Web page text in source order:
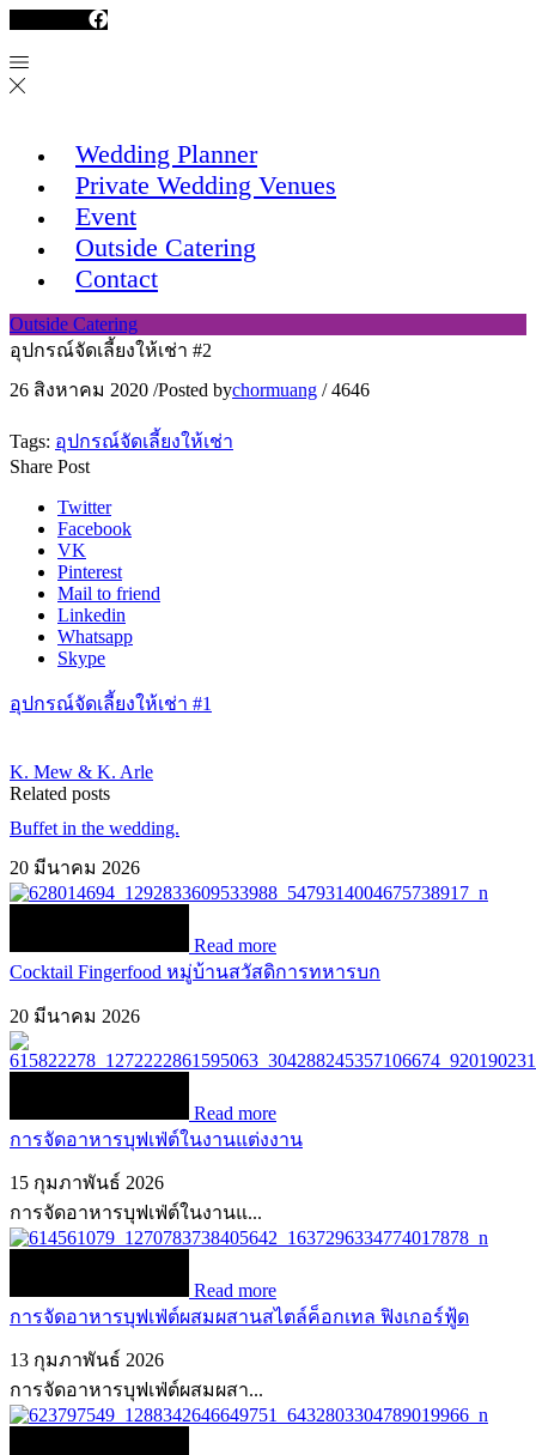
Wedding Planner
Private Wedding Venues
Event
Outside Catering
Contact
Outside Catering
อุปกรณ์จัดเลี้ยงให้เช่า #2
26 สิงหาคม 2020 /Posted bychormuang / 4646
Tags: อุปกรณ์จัดเลี้ยงให้เช่า
Share Post
Twitter
Facebook
VK
Pinterest
Mail to friend
Linkedin
Whatsapp
Skype
อุปกรณ์จัดเลี้ยงให้เช่า #1
K. Mew & K. Arle
Related posts
Buffet in the wedding.
20 มีนาคม 2026
Read more
Cocktail Fingerfood หมู่บ้านสวัสดิการทหารบก
20 มีนาคม 2026
Read more
การจัดอาหารบุฟเฟ่ต์ในงานแต่งงาน
15 กุมภาพันธ์ 2026
การจัดอาหารบุฟเฟ่ต์ในงานแ...
Read more
การจัดอาหารบุฟเฟ่ต์ผสมผสานสไตล์ค็อกเทล ฟิงเกอร์ฟู้ด
13 กุมภาพันธ์ 2026
การจัดอาหารบุฟเฟ่ต์ผสมผสา...